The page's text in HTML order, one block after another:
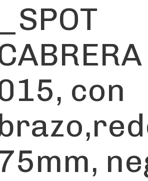
con